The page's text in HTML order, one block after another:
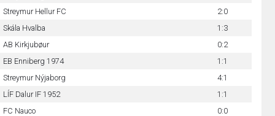
Streymur Hellur FC
2:0
Skála Hvalba
1:3
AB Kirkjubøur
0:2
EB Enniberg 1974
1:1
Streymur Nýjaborg
4:1
LÍF Dalur IF 1952
1:1
FC Nauco
0:0